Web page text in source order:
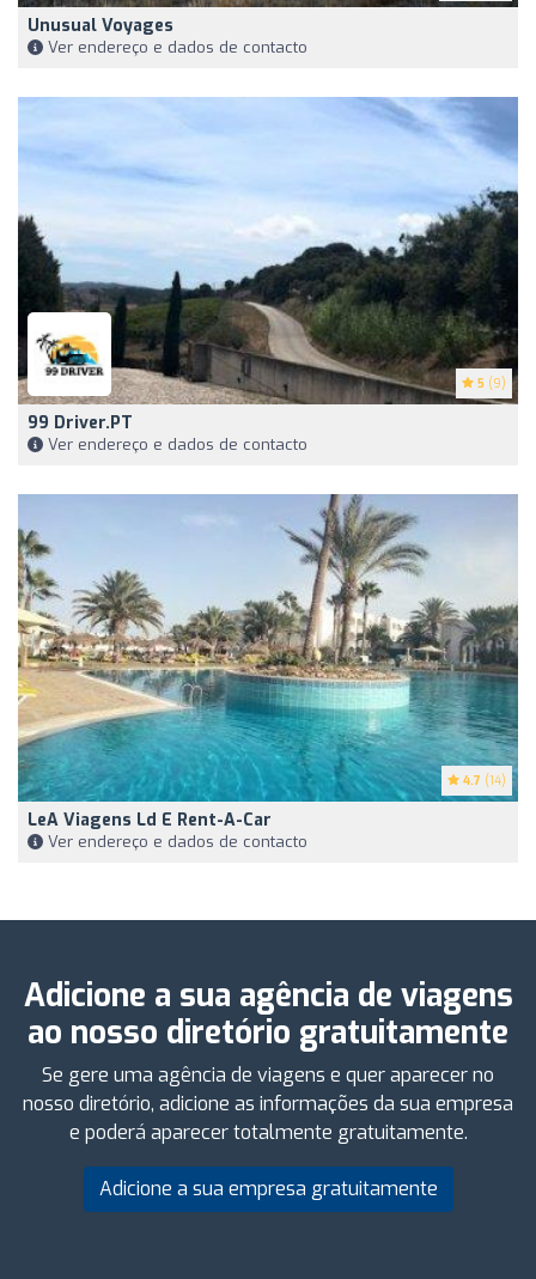
Unusual Voyages
Ver endereço e dados de contacto
5 (9)
99 Driver.PT
Ver endereço e dados de contacto
4.7 (14)
LeA Viagens Ld E Rent-A-Car
Ver endereço e dados de contacto
Adicione a sua agência de viagens
ao nosso diretório gratuitamente
Se gere uma agência de viagens e quer aparecer no
nosso diretório, adicione as informações da sua empresa
e poderá aparecer totalmente gratuitamente.
Adicione a sua empresa gratuitamente